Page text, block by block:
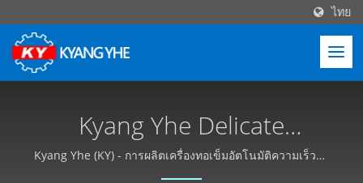
ไทย
Kyang Yhe Delicate
Machine Co., Ltd.
Kyang Yhe (KY) - การผลิตเครื่องทอเข็มอัตโนมัติความเร็วสูง
มืออาชีพ.